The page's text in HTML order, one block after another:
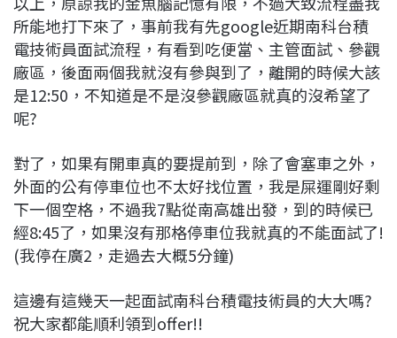
所能地打下來了，事前我有先google近期南科台積
電技術員面試流程，有看到吃便當、主管面試、參觀
廠區，後面兩個我就沒有參與到了，離開的時候大該
是12:50，不知道是不是沒參觀廠區就真的沒希望了
呢?
對了，如果有開車真的要提前到，除了會塞車之外，
外面的公有停車位也不太好找位置，我是屎運剛好剩
下一個空格，不過我7點從南高雄出發，到的時候已
經8:45了，如果沒有那格停車位我就真的不能面試了!
(我停在廣2，走過去大概5分鐘)
這邊有這幾天一起面試南科台積電技術員的大大嗎?
祝大家都能順利領到offer!!